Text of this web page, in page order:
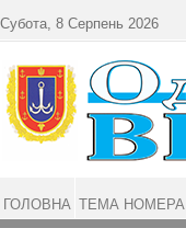
Субота, 8 Серпень 2026
ГОЛОВНА ТЕМА НОМЕРА